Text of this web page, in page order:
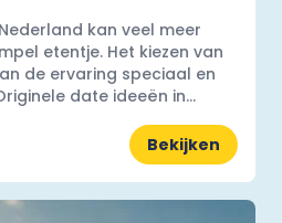
kan veel meer
etentje. Het kiezen van
de ervaring speciaal en
date ideeën in...
Bekijken